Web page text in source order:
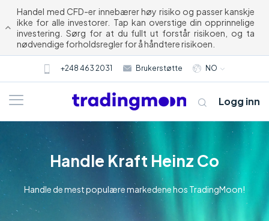
Handel med CFD-er innebærer høy risiko og passer kanskje
ikke for alle investorer. Tap kan overstige din opprinnelige
investering. Sørg for at du fullt ut forstår risikoen, og ta
nødvendige forholdsregler for å håndtere risikoen.
+248 463 2031 Brukerstøtte NO
Logg inn
Handle Kraft Heinz Co
Handle de mest populære markedene hos TradingMoon!